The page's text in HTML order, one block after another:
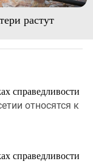
растут
справедливости
относятся к
справедливости